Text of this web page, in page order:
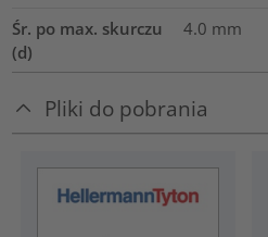
Śr. po max. skurczu
(d)
4.0 mm
Pliki do pobrania